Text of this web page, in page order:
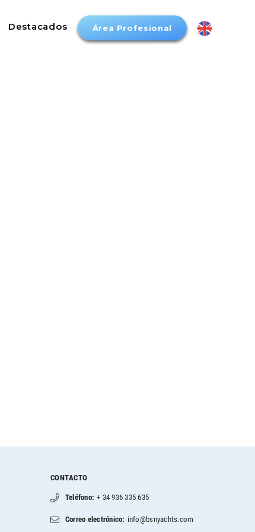
Destacados Área Profesional
CONTACTO
Teléfono: + 34 936 335 635
Correo electrónico: info@bsnyachts.com